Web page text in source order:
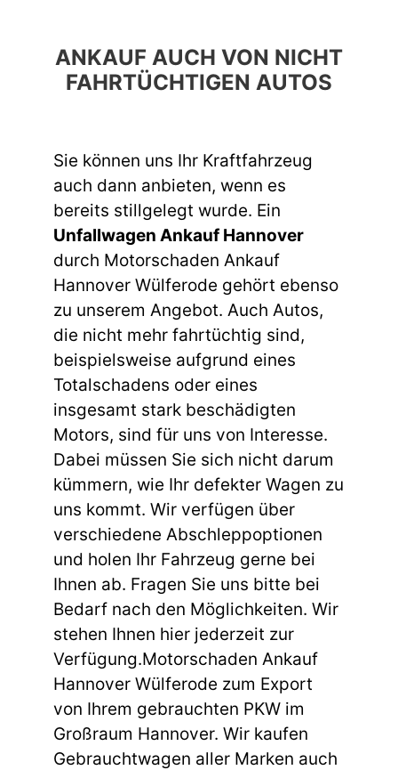
ANKAUF AUCH VON NICHT
FAHRTÜCHTIGEN AUTOS
Sie können uns Ihr Kraftfahrzeug
auch dann anbieten, wenn es
bereits stillgelegt wurde. Ein
Unfallwagen Ankauf Hannover
durch Motorschaden Ankauf
Hannover Wülferode gehört ebenso
zu unserem Angebot. Auch Autos,
die nicht mehr fahrtüchtig sind,
beispielsweise aufgrund eines
Totalschadens oder eines
insgesamt stark beschädigten
Motors, sind für uns von Interesse.
Dabei müssen Sie sich nicht darum
kümmern, wie Ihr defekter Wagen zu
uns kommt. Wir verfügen über
verschiedene Abschleppoptionen
und holen Ihr Fahrzeug gerne bei
Ihnen ab. Fragen Sie uns bitte bei
Bedarf nach den Möglichkeiten. Wir
stehen Ihnen hier jederzeit zur
Verfügung.Motorschaden Ankauf
Hannover Wülferode zum Export
von Ihrem gebrauchten PKW im
Großraum Hannover. Wir kaufen
Gebrauchtwagen aller Marken auch